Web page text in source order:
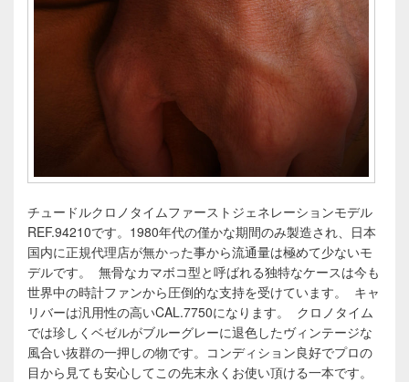
チュードルクロノタイムファーストジェネレーションモデル
REF.94210です。1980年代の僅かな期間のみ製造され、日本
国内に正規代理店が無かった事から流通量は極めて少ないモ
デルです。 無骨なカマボコ型と呼ばれる独特なケースは今も
世界中の時計ファンから圧倒的な支持を受けています。 キャ
リバーは汎用性の高いCAL.7750になります。 クロノタイム
では珍しくベゼルがブルーグレーに退色したヴィンテージな
風合い抜群の一押しの物です。コンディション良好でプロの
目から見ても安心してこの先末永くお使い頂ける一本です。